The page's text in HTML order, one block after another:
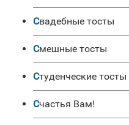
Свадебные тосты
Смешные тосты
Студенческие тосты
Счастья Вам!